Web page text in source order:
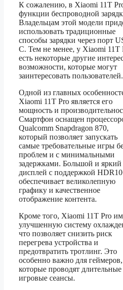
К сожалению, в Xiaomi 11T
функции беспроводной
Владельцам этой модели
использовать традиционные
способы зарядки через порт
C. Тем не менее, у Xiaomi 11T
есть некоторые другие
возможности, которые могут
заинтересовать пользователей.
Одной из главных
Xiaomi 11T Pro является его
мощность и
Смартфон оснащен
Qualcomm Snapdragon 870,
который позволяет запускать
самые требовательные игры
проблем и с минимальными
задержками. Большой и яркий
дисплей с поддержкой
обеспечивает великолепную
графику и качественное
отображение контента.
Кроме того, Xiaomi 11T Pro
улучшенную систему
что позволяет снизить риск
перегрева устройства и
предотвратить тротлинг. Это
особенно важно для геймеров,
которые проводят длительные
игровые сеансы.